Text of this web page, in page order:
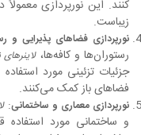
کنند. این نورپردازی
زیباست.
نورپردازی فضاهای پذیرایی و
رستوران‌ها و کافه‌ها،
جزئیات تزئینی مورد
فضاهای باز کمک می‌کنند.
نورپردازی معماری و ساختمانی:
و ساختمانی مورد استفاده